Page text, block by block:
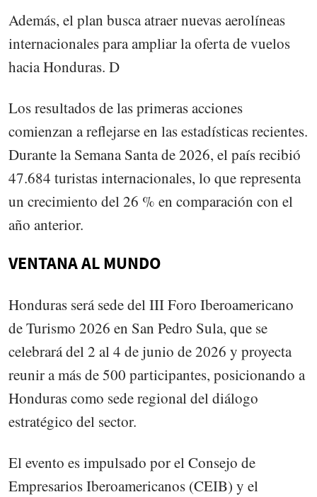
Además, el plan busca atraer nuevas aerolíneas
internacionales para ampliar la oferta de vuelos
hacia Honduras. D
Los resultados de las primeras acciones
comienzan a reflejarse en las estadísticas recientes.
Durante la Semana Santa de 2026, el país recibió
47.684 turistas internacionales, lo que representa
un crecimiento del 26 % en comparación con el
año anterior.
VENTANA AL MUNDO
Honduras será sede del III Foro Iberoamericano
de Turismo 2026 en San Pedro Sula, que se
celebrará del 2 al 4 de junio de 2026 y proyecta
reunir a más de 500 participantes, posicionando a
Honduras como sede regional del diálogo
estratégico del sector.
El evento es impulsado por el Consejo de
Empresarios Iberoamericanos (CEIB) y el